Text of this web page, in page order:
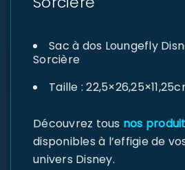
Sac à dos Loungefly
Sorcière
Taille :
Découvrez tous nos
disponibles à l’effigie de
univers Disney.